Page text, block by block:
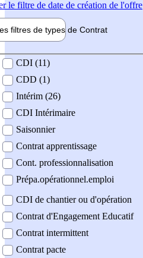
le filtre de date de création de l'offre
filtres de types de Contrat
contrat
CDI (11)
CDD (1)
Intérim (26)
CDI Intérimaire
Saisonnier
Contrat apprentissage
Cont. professionnalisation
Prépa.opérationnel.emploi
CDI de chantier ou d'opération
Contrat d'Engagement Educatif
Contrat intermittent
Contrat pacte